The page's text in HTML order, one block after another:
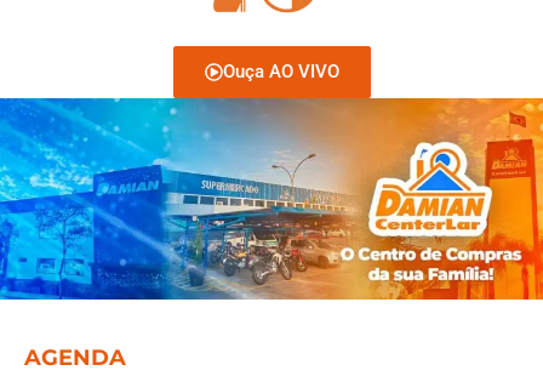
Ouça AO VIVO
AGENDA